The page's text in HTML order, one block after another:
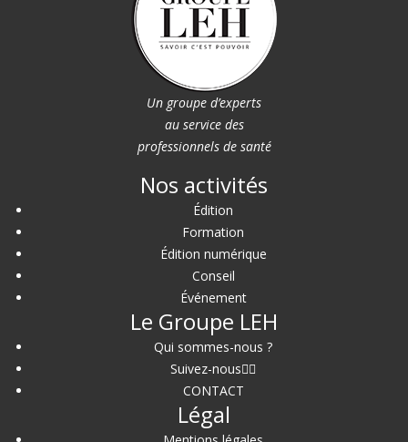
Un groupe d’experts
au service des
professionnels de santé
Nos activités
Édition
Formation
Édition numérique
Conseil
Événement
Le Groupe LEH
Qui sommes-nous ?
Suivez-nous
CONTACT
Légal